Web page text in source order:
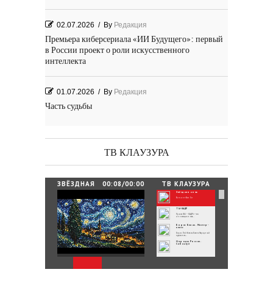
02.07.2026 / By Редакция
Премьера киберсериала «ИИ Будущего»: первый
в России проект о роли искусственного
интеллекта
01.07.2026 / By Редакция
Часть судьбы
29.06.2026 / ByРедакция
День Победы! Посёлок Гидростроитель. 2026 год
25.06.2026 ByРедакция
Зелёные мемориалы памяти и славы
ТВ КЛАУЗУРА
Звёздная ночь
Винсент Ван Гог
ТЫ-КАДР
Проект «ТЫ – КАДР» — это
инновационная...
Борис Бланк. Мастер-
класс
Борис Лейбович Бланк Народный
художник...
Народы России.
Сабантуй
Народы России
ТВ КЛАУЗУРА
ЗВЁЗДНАЯ
00:08/00:00